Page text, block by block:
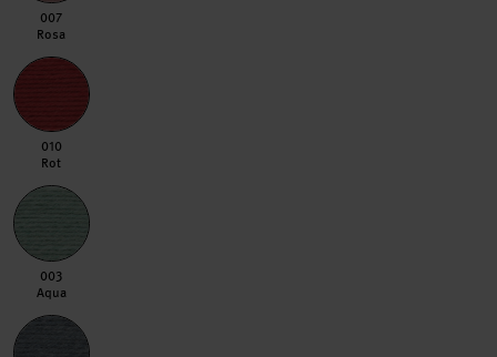
007 Rosa
007
Rosa
010 Rot
010
Rot
003 Aqua
003
Aqua